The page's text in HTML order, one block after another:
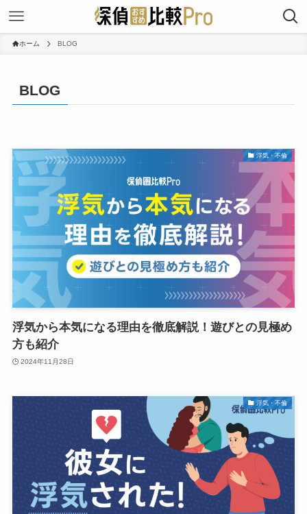
ホーム BLOG
BLOG
浮気・不倫
浮気から本気になる理由を徹底解説！遊びとの見極め
方も紹介
2024年11月28日
浮気・不倫